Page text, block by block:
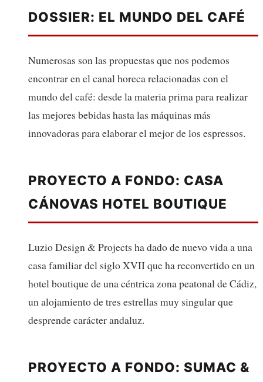
DOSSIER: EL MUNDO DEL CAFÉ
Numerosas son las propuestas que nos podemos
encontrar en el canal horeca relacionadas con el
mundo del café: desde la materia prima para realizar
las mejores bebidas hasta las máquinas más
innovadoras para elaborar el mejor de los espressos.
PROYECTO A FONDO: CASA
CÁNOVAS HOTEL BOUTIQUE
Luzio Design & Projects ha dado de nuevo vida a una
casa familiar del siglo XVII que ha reconvertido en un
hotel boutique de una céntrica zona peatonal de Cádiz,
un alojamiento de tres estrellas muy singular que
desprende carácter andaluz.
PROYECTO A FONDO: SUMAC &